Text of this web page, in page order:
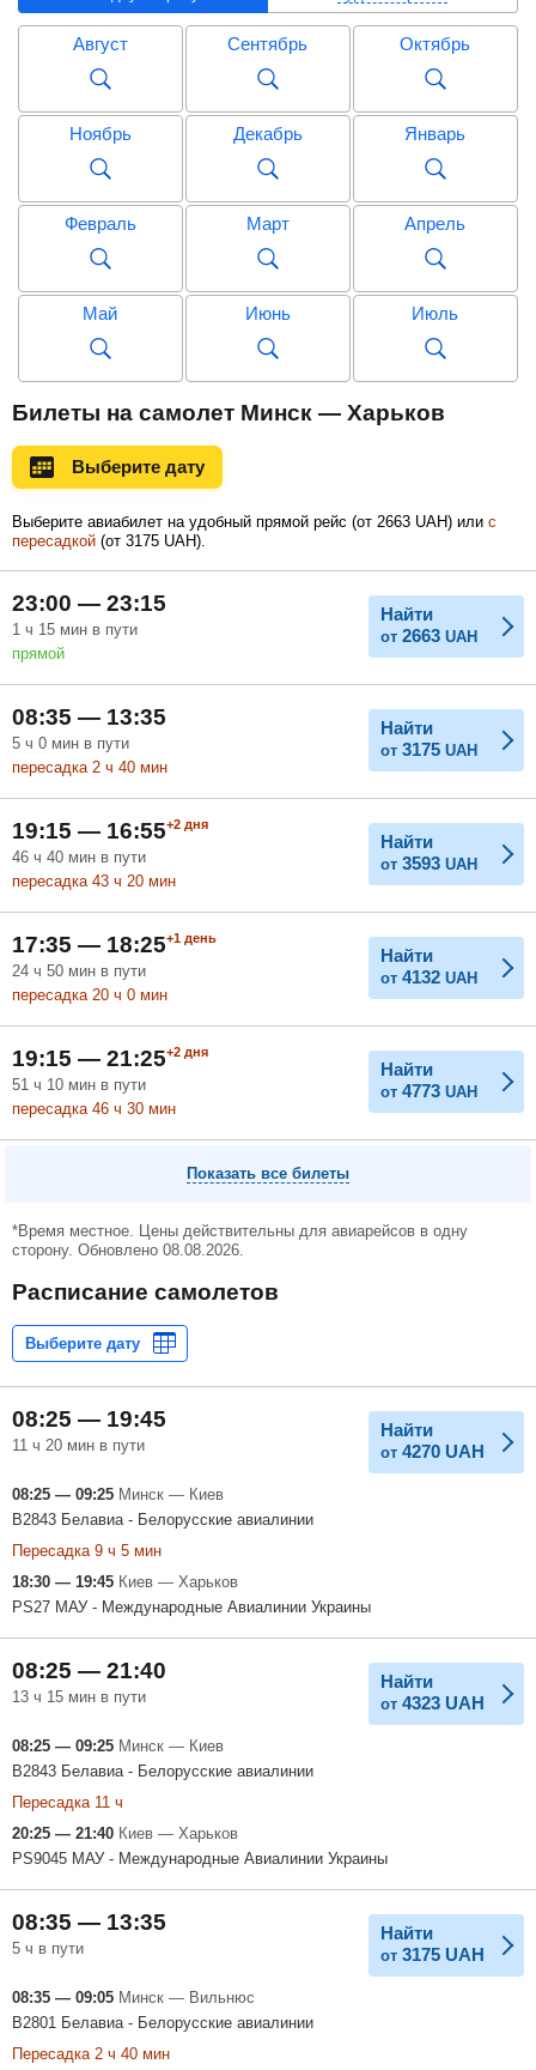
Август Сентябрь Октябрь
Ноябрь Декабрь Январь
Февраль Март Апрель
Май Июнь Июль
Сентябрь
Ноябрь
Билеты на самолет Минск — Харьков
Выберите дату
Выберите авиабилет на удобный прямой рейс (от 2663 UAH) или с
пересадкой (от 3175 UAH).
23:00 — 23:15
1 ч 15 мин в пути
прямой
Найти
от 2663 UAH
08:35 — 13:35
5 ч 0 мин в пути
пересадка 2 ч 40 мин
Найти
от 3175 UAH
19:15 — 16:55+2 дня
46 ч 40 мин в пути
пересадка 43 ч 20 мин
Найти
от 3593 UAH
17:35 — 18:25+1 день
24 ч 50 мин в пути
пересадка 20 ч 0 мин
Найти
от 4132 UAH
19:15 — 21:25+2 дня
51 ч 10 мин в пути
пересадка 46 ч 30 мин
Найти
от 4773 UAH
Показать все билеты
*Время местное. Цены действительны для авиарейсов в одну
сторону. Обновлено 08.08.2026.
Расписание самолетов
08:25 — 19:45
11 ч 20 мин в пути
Найти
от 4270 UAH
08:25 — 09:25 Минск — Киев
B2843 Белавиа - Белорусские авиалинии
Пересадка 9 ч 5 мин
18:30 — 19:45 Киев — Харьков
PS27 МАУ - Международные Авиалинии Украины
08:25 — 21:40
13 ч 15 мин в пути
Найти
от 4323 UAH
08:25 — 09:25 Минск — Киев
B2843 Белавиа - Белорусские авиалинии
Пересадка 11 ч
20:25 — 21:40 Киев — Харьков
PS9045 МАУ - Международные Авиалинии Украины
08:35 — 13:35
5 ч в пути
Найти
от 3175 UAH
08:35 — 09:05 Минск — Вильнюс
B2801 Белавиа - Белорусские авиалинии
Пересадка 2 ч 40 мин